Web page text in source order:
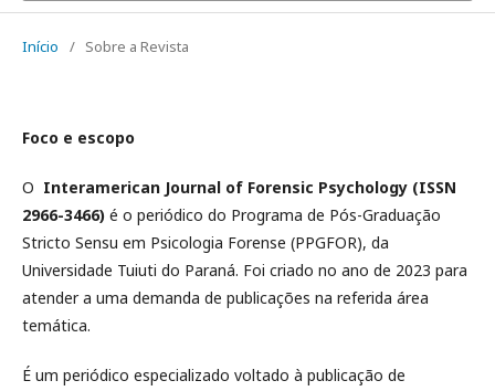
Início / Sobre a Revista
Foco e escopo
O Interamerican Journal of Forensic Psychology (ISSN
2966-3466) é o periódico do Programa de Pós-Graduação
Stricto Sensu em Psicologia Forense (PPGFOR), da
Universidade Tuiuti do Paraná. Foi criado no ano de 2023 para
atender a uma demanda de publicações na referida área
temática.
É um periódico especializado voltado à publicação de